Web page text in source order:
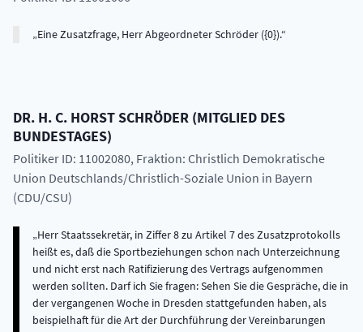
Eine Zusatzfrage, Herr Abgeordneter Schröder ({0}).
DR. H. C. HORSTSCHRÖDER (MITGLIED DES
BUNDESTAGES)
Politiker ID: 11002080, Fraktion: Christlich Demokratische
Union Deutschlands/Christlich-Soziale Union in Bayern
(CDU/CSU)
Herr Staatssekretär, in Ziffer 8 zu Artikel 7 des Zusatzprotokolls
heißt es, daß die Sportbeziehungen schon nach Unterzeichnung
und nicht erst nach Ratifizierung des Vertrags aufgenommen
werden sollten. Darf ich Sie fragen: Sehen Sie die Gespräche, die in
der vergangenen Woche in Dresden stattgefunden haben, als
beispielhaft für die Art der Durchführung der Vereinbarungen